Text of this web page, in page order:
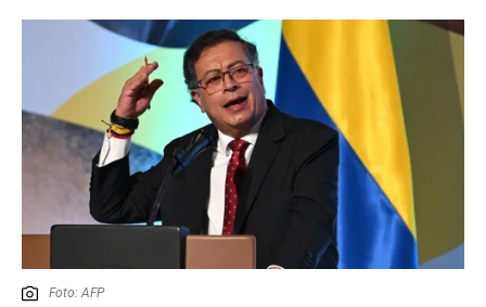
Foto: AFP